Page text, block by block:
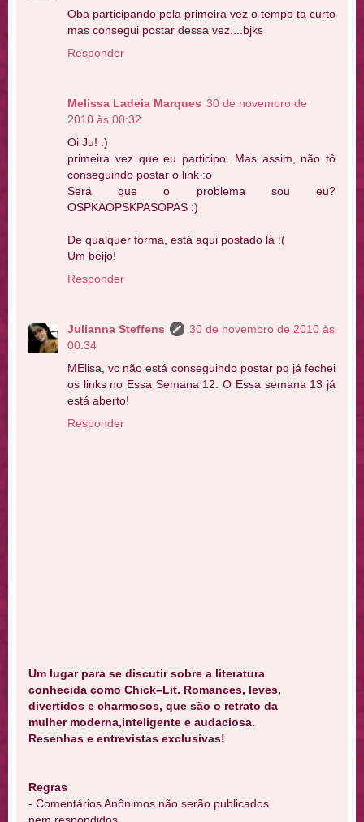
Oba participando pela primeira vez o tempo ta curto
mas consegui postar dessa vez....bjks
Responder
Melissa Ladeia Marques 30 de novembro de
2010 às 00:32
Oi Ju! :)
primeira vez que eu participo. Mas assim, não tô
conseguindo postar o link :o
Será que o problema sou eu?
OSPKAOPSKPASOPAS :)
De qualquer forma, está aqui postado lá :(
Um beijo!
Responder
Julianna Steffens
30 de novembro de 2010 às
00:34
MElisa, vc não está conseguindo postar pq já fechei
os links no Essa Semana 12. O Essa semana 13 já
está aberto!
Responder
Um lugar para se discutir sobre a literatura
conhecida como Chick–Lit. Romances, leves,
divertidos e charmosos, que são o retrato da
mulher moderna,inteligente e audaciosa.
Resenhas e entrevistas exclusivas!
Regras
- Comentários Anônimos não serão publicados
nem respondidos.